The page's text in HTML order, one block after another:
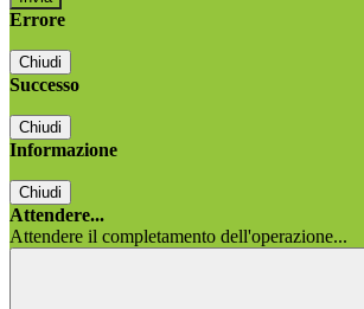
Errore
Chiudi
Successo
Chiudi
Informazione
Chiudi
Attendere...
Attendere il completamento dell'operazione...